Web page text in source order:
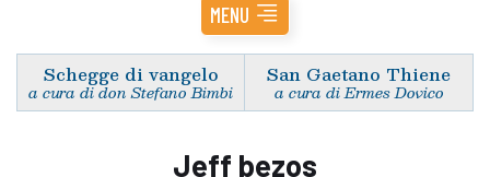
MENU
Schegge di vangelo
a cura di don Stefano Bimbi
San Gaetano Thiene
a cura di Ermes Dovico
Jeff bezos